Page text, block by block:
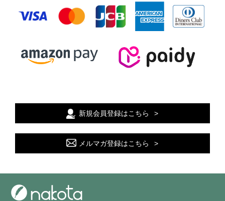
新規会員登録はこちら
メルマガ登録はこちら